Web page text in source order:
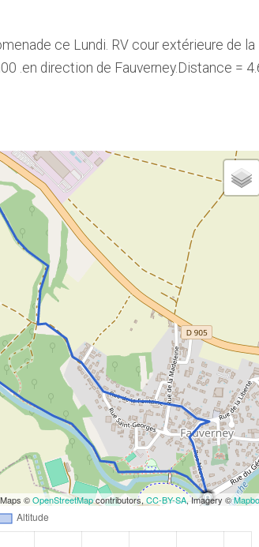
ce Lundi. RV cour extérieure de la
.en direction de Fauverney.Distance =
Maps ©OpenStreetMapcontributors,CC-BY-SA, Imagery ©